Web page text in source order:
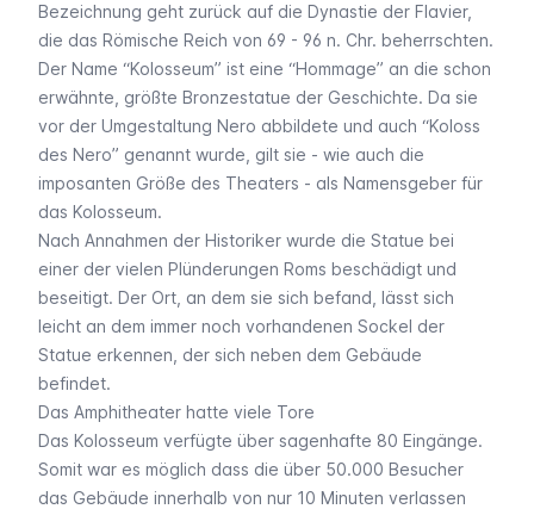
Bezeichnung geht zurück auf die Dynastie der Flavier,
die das Römische Reich von 69 - 96 n. Chr. beherrschten.
Der Name “Kolosseum” ist eine “Hommage” an die schon
erwähnte, größte Bronzestatue der Geschichte. Da sie
vor der Umgestaltung Nero abbildete und auch “Koloss
des Nero” genannt wurde, gilt sie - wie auch die
imposanten Größe des Theaters - als Namensgeber für
das Kolosseum.
Nach Annahmen der Historiker wurde die Statue bei
einer der vielen Plünderungen Roms beschädigt und
beseitigt. Der Ort, an dem sie sich befand, lässt sich
leicht an dem immer noch vorhandenen Sockel der
Statue erkennen, der sich neben dem Gebäude
befindet.
Das Amphitheater hatte viele Tore
Das Kolosseum verfügte über sagenhafte 80 Eingänge.
Somit war es möglich dass die über 50.000 Besucher
das Gebäude innerhalb von nur 10 Minuten verlassen